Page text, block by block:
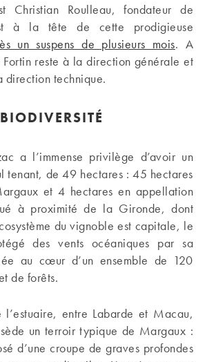
Christian Roulleau, fondateur de
à la tête de cette prodigieuse
un suspens de plusieurs mois. A
Fortin reste à la direction générale et
direction technique.
a l’immense privilège d’avoir un
tenant, de 49 hectares : 45 hectares
et 4 hectares en appellation
à proximité de la Gironde, dont
du vignoble est capitale, le
des vents océaniques par sa
au cœur d’un ensemble de 120
de forêts.
entre Labarde et Macau,
un terroir typique de Margaux :
d’une croupe de graves profondes